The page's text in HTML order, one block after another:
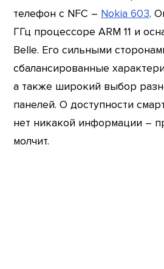
телефон с NFC – Nokia 603.
ГГц процессоре ARM 11 и
Belle. Его сильными
сбалансированные
а также широкий выбор
панелей. О доступности
нет никакой информации –
молчит.